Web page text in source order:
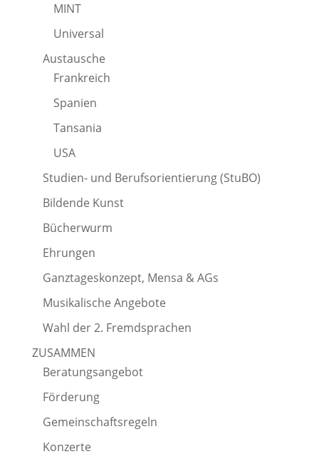
MINT
Universal
Austausche
Frankreich
Spanien
Tansania
USA
Studien- und Berufsorientierung (StuBO)
Bildende Kunst
Bücherwurm
Ehrungen
Ganztageskonzept, Mensa & AGs
Musikalische Angebote
Wahl der 2. Fremdsprachen
ZUSAMMEN
Beratungsangebot
Förderung
Gemeinschaftsregeln
Konzerte